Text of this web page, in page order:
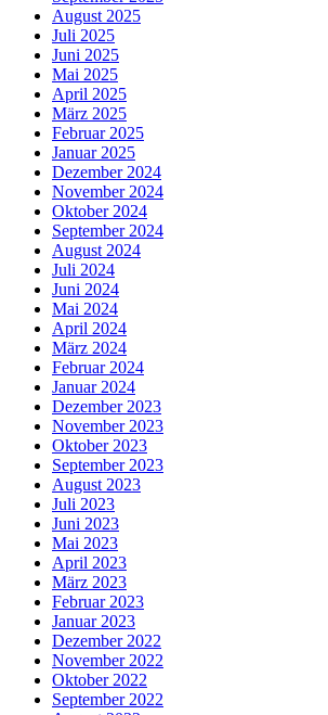
August 2025
Juli 2025
Juni 2025
Mai 2025
April 2025
März 2025
Februar 2025
Januar 2025
Dezember 2024
November 2024
Oktober 2024
September 2024
August 2024
Juli 2024
Juni 2024
Mai 2024
April 2024
März 2024
Februar 2024
Januar 2024
Dezember 2023
November 2023
Oktober 2023
September 2023
August 2023
Juli 2023
Juni 2023
Mai 2023
April 2023
März 2023
Februar 2023
Januar 2023
Dezember 2022
November 2022
Oktober 2022
September 2022